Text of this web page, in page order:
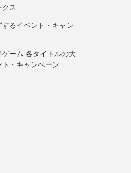
ス
するイベント・キャン
ゲーム 各タイトルの大
・キャンペーン